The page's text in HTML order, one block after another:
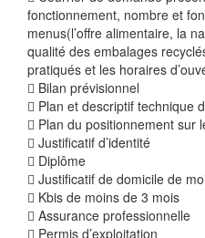
fonctionnement, nombre et
menus(l’offre alimentaire, la
qualité des embalages
pratiqués et les horaires
 Bilan prévisionnel
 Plan et descriptif technique
 Plan du positionnement sur
 Justificatif d’identité
 Diplôme
 Justificatif de domicile de
 Kbis de moins de 3 mois
 Assurance professionnelle
 Permis d’exploitation